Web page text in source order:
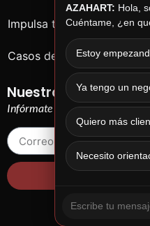
Impulsa tu negocio
Casos de éxito
Nuestras chorradas
Infórmate de cosas que no te
AZAHART: Hola,
Cuéntame, ¿en
Estoy
Ya tengo un
Quiero más
Necesito